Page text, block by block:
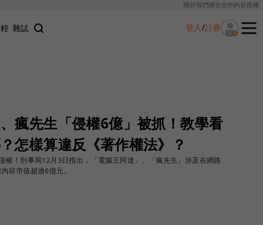
關於我們廣告合作內容授權
雜誌 登入/註冊
瘋先生「侵權6億」被抓！教學看
怎樣算違反《著作權法》？
權！刑事局12月3日指出，「電腦王阿達」、「瘋先生」涉及在網路
容市值超過6億元。